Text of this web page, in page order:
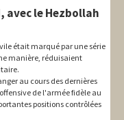
avec le Hezbollah
était marqué par une série
manière, réduisaient
au cours des dernières
de l'armée fidèle au
positions contrôlées